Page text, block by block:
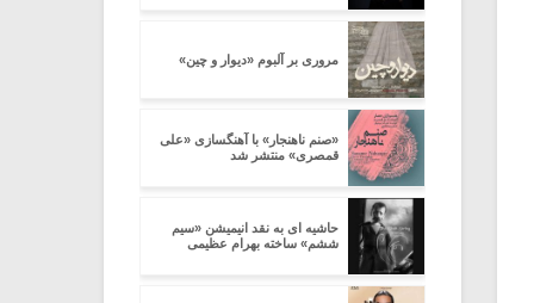
مروری بر آلبوم «دیوار و چین»
«صنم ناهنجار»‌ با آهنگسازی «علی
قمصری» منتشر شد
حاشیه ای به نقد انیمیشن «سیم
ششم» ساخته بهرام عظیمی